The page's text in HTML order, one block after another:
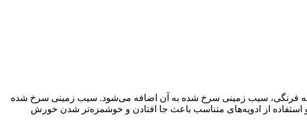
فرنگی، سیب زمینی سرخ شده به آن اضافه می‌شود. سیب زمینی سرخ شده
از ادویه‌های متناسب باعث جا افتادن و خوشمزه‌تر شدن خورش